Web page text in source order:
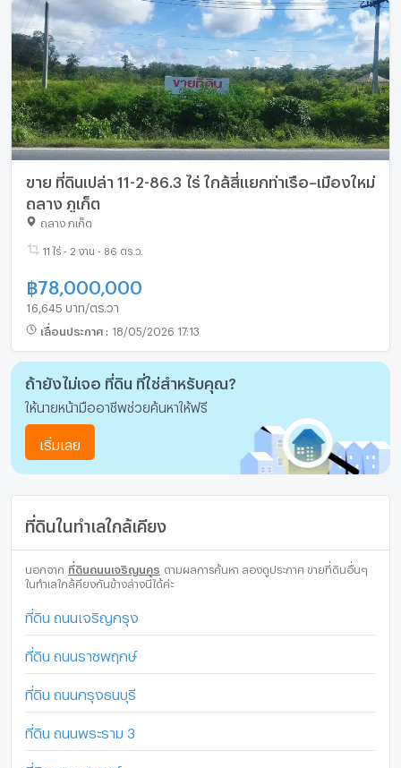
ขาย ที่ดินเปล่า 11-2-86.3 ไร่ ใกล้สี่แยกท่าเรือ–เมืองใหม่
ถลาง ภูเก็ต
ถลาง ภูเก็ต
11 ไร่ - 2 งาน - 86 ตร.ว.
฿78,000,000
16,645 บาท/ตร.วา
เลื่อนประกาศ : 18/05/2026 17:13
ถ้ายังไม่เจอ ที่ดิน ที่ใช่สำหรับคุณ?
ให้นายหน้ามืออาชีพช่วยค้นหาให้ฟรี
เริ่มเลย
ที่ดินในทำเลใกล้เคียง
นอกจาก ที่ดินถนนเจริญนคร ตามผลการค้นหา ลองดูประกาศ ขายที่ดินอื่นๆ
ในทำเลใกล้คียงกันข้างล่างนี้ได้ค่ะ
ที่ดิน ถนนเจริญกรุง
ที่ดิน ถนนราชพฤกษ์
ที่ดิน ถนนกรุงธนบุรี
ที่ดิน ถนนพระราม 3